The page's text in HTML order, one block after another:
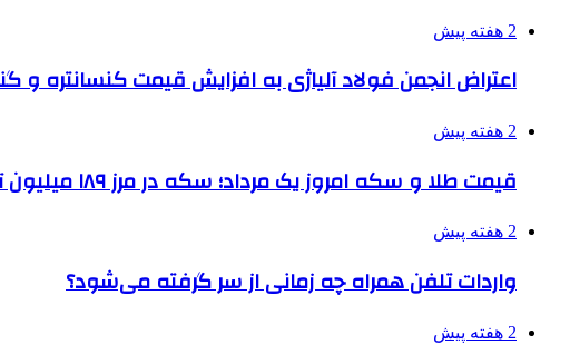
2 هفته پیش
اعتراض انجمن فولاد آلیاژی به افزایش قیمت کنسانتره و
2 هفته پیش
قیمت طلا و سکه امروز یک مرداد؛ سکه در مرز ۱۸۹ میلیون تومان
2 هفته پیش
واردات تلفن همراه چه زمانی از سر گرفته می‌شود؟
2 هفته پیش